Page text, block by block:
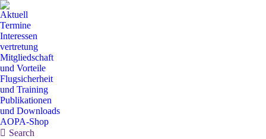
Aktuell
Termine
Interessen
vertretung
Mitgliedschaft
und Vorteile
Flugsicherheit
und Training
Publikationen
und Downloads
AOPA-Shop
Search:
Search